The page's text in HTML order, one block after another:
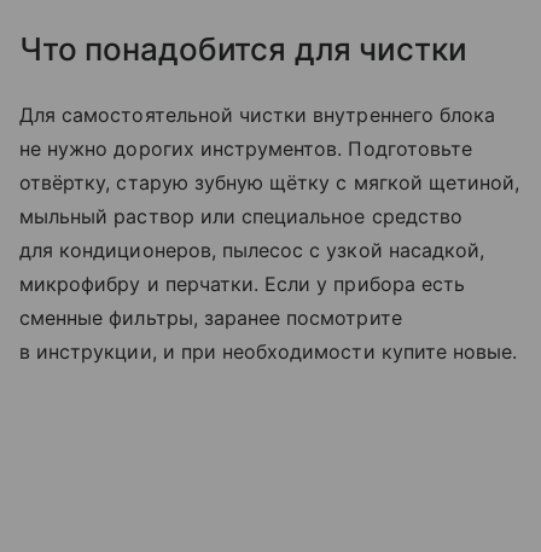
Что понадобится для чистки
Для самостоятельной чистки внутреннего блока
не нужно дорогих инструментов. Подготовьте
отвёртку, старую зубную щётку с мягкой щетиной,
мыльный раствор или специальное средство
для кондиционеров, пылесос с узкой насадкой,
микрофибру и перчатки. Если у прибора есть
сменные фильтры, заранее посмотрите
в инструкции, и при необходимости купите новые.